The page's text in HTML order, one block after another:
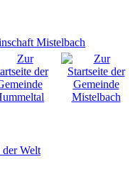
der Welt